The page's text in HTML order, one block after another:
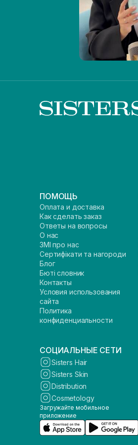
ПОМОЩЬ
Оплата и доставка
Как сделать заказ
Ответы на вопросы
О нас
ЗМІ про нас
Сертифікати та нагороди
Блог
Бюті словник
Контакты
Условия использования
сайта
Политика
конфиденциальности
СОЦИАЛЬНЫЕ СЕТИ
Sisters Hair
Sisters Skin
Distribution
Cosmetology
Загружайте мобильное
приложение